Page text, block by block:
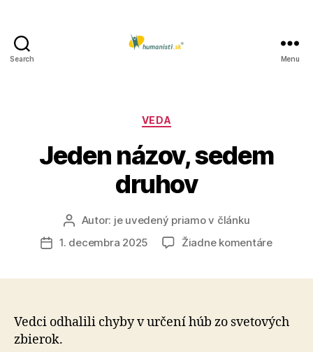
Search Menu
Kategórie
VEDA
Jeden názov, sedem
druhov
Autor
článku
Autor: je uvedený priamo v článku
Dátum
1. decembra 2025 Žiadne komentárena
Vedci odhalili chyby v určení húb zo svetových
zbierok.